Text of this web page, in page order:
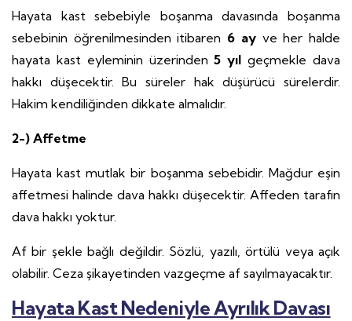
Hayata kast sebebiyle boşanma davasında boşanma
sebebinin öğrenilmesinden itibaren 6 ayve her halde
hayata kast eyleminin üzerinden5 yıl geçmekle dava
hakkı düşecektir. Bu süreler hak düşürücü sürelerdir.
Hakim kendiliğinden dikkate almalıdır.
2-) Affetme
Hayata kast mutlak bir boşanma sebebidir. Mağdur eşin
affetmesi halinde dava hakkı düşecektir. Affeden tarafın
dava hakkı yoktur.
Af bir şekle bağlı değildir. Sözlü, yazılı, örtülü veya açık
olabilir. Ceza şikayetinden vazgeçme af sayılmayacaktır.
Hayata Kast Nedeniyle Ayrılık Davası